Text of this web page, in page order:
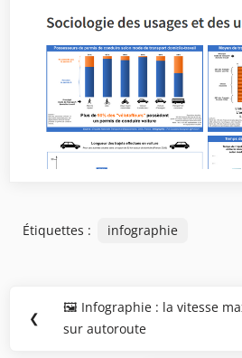
Étiquettes : infographie
Navigation
de❮
Previous
Post:
🖼️ Infographie : la vitesse
sur autoroute